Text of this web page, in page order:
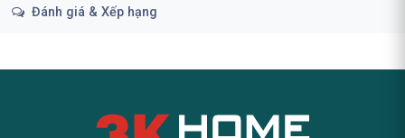
Đánh giá & Xếp hạng